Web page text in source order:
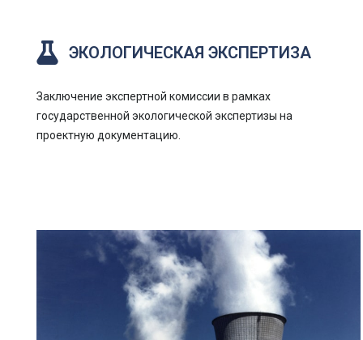
ЭКОЛОГИЧЕСКАЯ ЭКСПЕРТИЗА
Заключение экспертной комиссии в рамках
государственной экологической экспертизы на
проектную документацию.